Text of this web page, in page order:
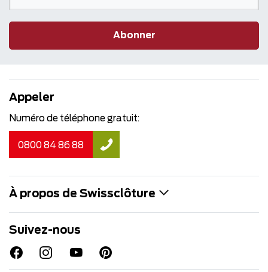
Abonner
Appeler
Numéro de téléphone gratuit:
0800 84 86 88
À propos de Swissclôture
Suivez-nous